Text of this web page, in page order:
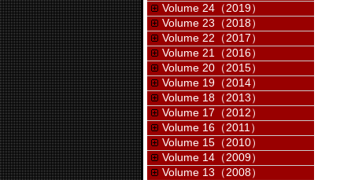
Volume 24（2019）
Volume 23（2018）
Volume 22（2017）
Volume 21（2016）
Volume 20（2015）
Volume 19（2014）
Volume 18（2013）
Volume 17（2012）
Volume 16（2011）
Volume 15（2010）
Volume 14（2009）
Volume 13（2008）